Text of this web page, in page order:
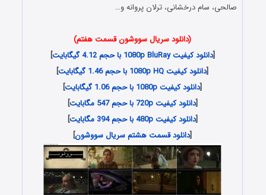
صالحی، سام درخشانی، ترلان پروانه و…
(دانلود سریال سووشون قسمت هفتم)
[دانلود کیفیت 1080p BluRay با حجم 4.12 گیگابایت
]
[دانلود کیفیت 1080p HQ با حجم 1.46 گیگابایت
]
[دانلود کیفیت 1080p با حجم 1.06 گیگابایت
]
[دانلود کیفیت 720p با حجم 547 مگابایت
]
[دانلود کیفیت 480p با حجم 394 مگابایت
]
[دانلود قسمت هشتم سریال سووشون]